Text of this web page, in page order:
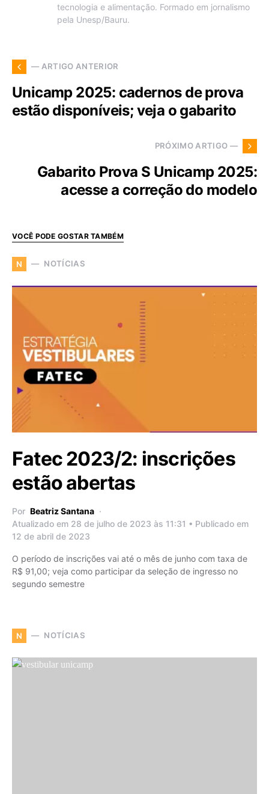
tecnologia e alimentação. Formado em jornalismo
pela Unesp/Bauru.
— ARTIGO ANTERIOR
Unicamp 2025: cadernos de prova
estão disponíveis; veja o gabarito
PRÓXIMO ARTIGO —
Gabarito Prova S Unicamp 2025:
acesse a correção do modelo
VOCÊ PODE GOSTAR TAMBÉM
N NOTÍCIAS
Fatec 2023/2: inscrições
estão abertas
Por Beatriz Santana
Atualizado em 28 de julho de 2023 às 11:31 • Publicado em
12 de abril de 2023
O período de inscrições vai até o mês de junho com taxa de
R$ 91,00; veja como participar da seleção de ingresso no
segundo semestre
N NOTÍCIAS